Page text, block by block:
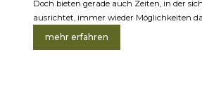
Doch bieten gerade auch Zeiten, in der
ausrichtet, immer wieder Möglichkeiten
mehr erfahren